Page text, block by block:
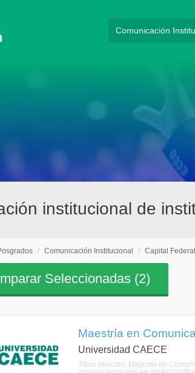
institucional de
/ Comunicación Institucional / Capital Federal
Seleccionadas (2)
Maestría en
Universidad CAECE
Título ofrecido: Magister en